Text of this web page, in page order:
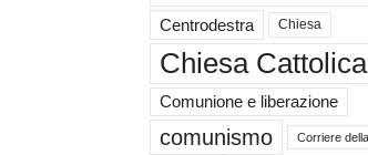
Centrodestra Chiesa
Chiesa Cattolica
Comunione e liberazione
comunismo Corriere